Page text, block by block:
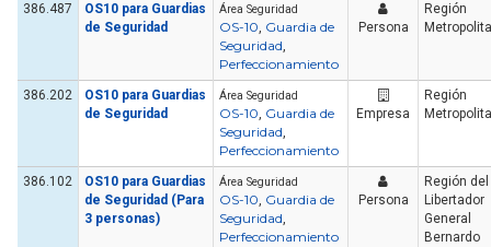
386.487
OS10 para Guardias
de Seguridad
Área Seguridad
OS-10, Guardia de
Seguridad,
Perfeccionamiento
Persona
Región
386.202
OS10 para Guardias
de Seguridad
Área Seguridad
OS-10, Guardia de
Seguridad,
Perfeccionamiento
Empresa
Región
386.102
OS10 para Guardias
de Seguridad (Para
3 personas)
Área Seguridad
OS-10, Guardia de
Seguridad,
Perfeccionamiento
Persona
Región del
Libertador
General
Bernardo